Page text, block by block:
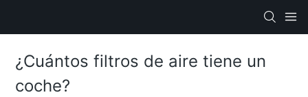
¿Cuántos filtros de aire tiene un
coche?